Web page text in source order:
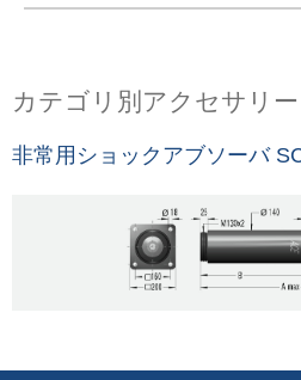
カテゴリ別アクセサリー
非常用ショックアブソーバ